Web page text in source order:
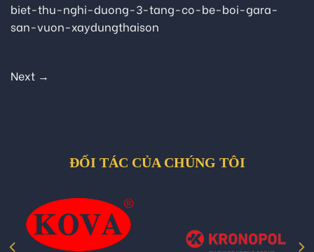
biet-thu-nghi-duong-3-tang-co-be-boi-gara-
san-vuon-xaydungthaison
Next →
ĐỐI TÁC CỦA CHÚNG TÔI